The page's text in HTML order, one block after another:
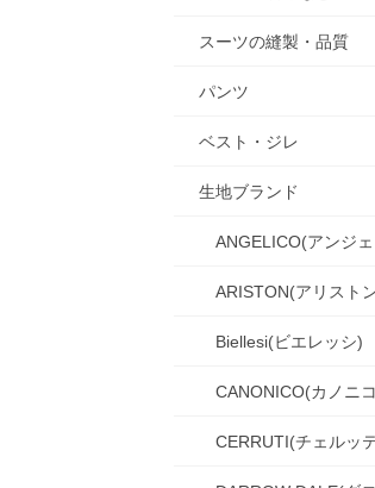
スーツの縫製・品質
パンツ
ベスト・ジレ
生地ブランド
ANGELICO(アンジェ
ARISTON(アリスト
Biellesi(ビエレッシ)
CANONICO(カノニ
CERRUTI(チェルッ